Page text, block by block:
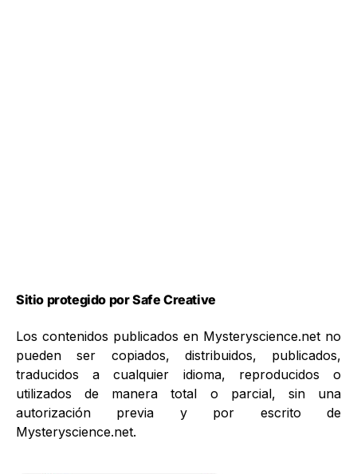
Sitio protegido por Safe Creative
Los contenidos publicados en Mysteryscience.net no
pueden ser copiados, distribuidos, publicados,
traducidos a cualquier idioma, reproducidos o
utilizados de manera total o parcial, sin una
autorización previa y por escrito de
Mysteryscience.net.